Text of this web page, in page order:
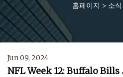
홈페이지 > 소식
Jun 09, 2024
NFL Week 12: Buffalo Bills